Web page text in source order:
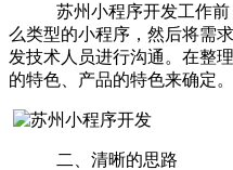
苏州小程序开发工作前
么类型的小程序，然后将需
发技术人员进行沟通。在整
的特色、产品的特色来确定。
二、清晰的思路